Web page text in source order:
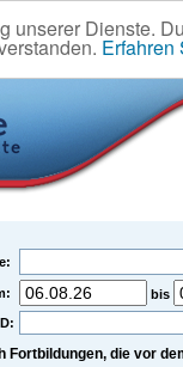
unserer Dienste.
Erfahren
bis
Fortbildungen, die vor